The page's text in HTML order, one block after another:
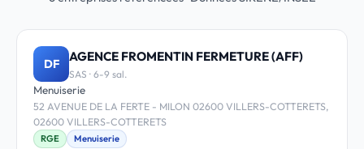
DF AGENCE FROMENTIN FERMETURE (AFF)
SAS · 6-9 sal.
Menuiserie
52 AVENUE DE LA FERTE - MILON 02600 VILLERS-COTTERETS,
02600 VILLERS-COTTERETS
RGE
Menuiserie